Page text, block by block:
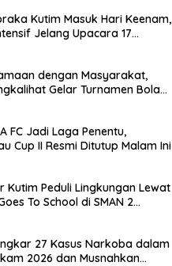
Kutim Masuk Hari Keenam,
Jelang Upacara 17
dengan Masyarakat,
Gelar Turnamen Bola
FC Jadi Laga Penentu,
Cup II Resmi Ditutup Malam Ini
Kutim Peduli Lingkungan Lewat
To School di SMAN 2
27 Kasus Narkoba dalam
2026 dan Musnahkan